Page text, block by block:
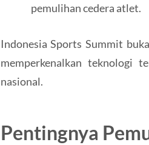
pemulihan cedera atlet.
Indonesia Sports Summit
memperkenalkan teknologi
nasional.
Pentingnya